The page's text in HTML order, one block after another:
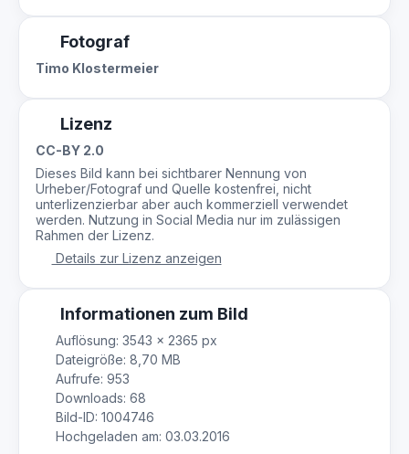
Fotograf
Timo Klostermeier
Lizenz
CC-BY 2.0
Dieses Bild kann bei sichtbarer Nennung von
Urheber/Fotograf und Quelle kostenfrei, nicht
unterlizenzierbar aber auch kommerziell verwendet
werden. Nutzung in Social Media nur im zulässigen
Rahmen der Lizenz.
Details zur Lizenz anzeigen
Informationen zum Bild
Auflösung: 3543 × 2365 px
Dateigröße: 8,70 MB
Aufrufe: 953
Downloads: 68
Bild-ID: 1004746
Hochgeladen am: 03.03.2016